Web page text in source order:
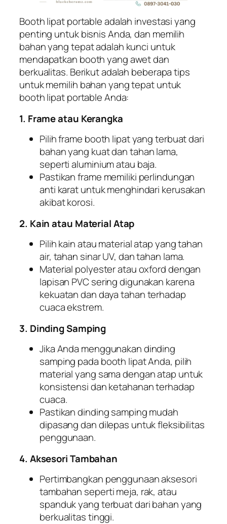
Booth lipat portable adalah investasi yang
penting untuk bisnis Anda, dan memilih
bahan yang tepat adalah kunci untuk
mendapatkan booth yang awet dan
berkualitas. Berikut adalah beberapa tips
untuk memilih bahan yang tepat untuk
booth lipat portable Anda:
1. Frame atau Kerangka
Pilih frame booth lipat yang terbuat dari
bahan yang kuat dan tahan lama,
seperti aluminium atau baja.
Pastikan frame memiliki perlindungan
anti karat untuk menghindari kerusakan
akibat korosi.
2. Kain atau Material Atap
Pilih kain atau material atap yang tahan
air, tahan sinar UV, dan tahan lama.
Material polyester atau oxford dengan
lapisan PVC sering digunakan karena
kekuatan dan daya tahan terhadap
cuaca ekstrem.
3. Dinding Samping
Jika Anda menggunakan dinding
samping pada booth lipat Anda, pilih
material yang sama dengan atap untuk
konsistensi dan ketahanan terhadap
cuaca.
Pastikan dinding samping mudah
dipasang dan dilepas untuk fleksibilitas
penggunaan.
4. Aksesori Tambahan
Pertimbangkan penggunaan aksesori
tambahan seperti meja, rak, atau
spanduk yang terbuat dari bahan yang
berkualitas tinggi.